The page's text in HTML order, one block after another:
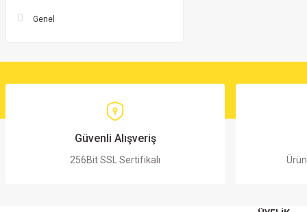
Genel
Güvenli Alışveriş
256Bit SSL Sertifikalı